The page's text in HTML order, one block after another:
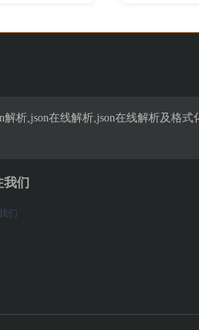
析,json在线解析,json在线解析及格
我们